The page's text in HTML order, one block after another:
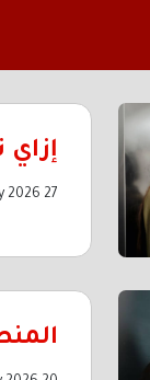
27 July 2026